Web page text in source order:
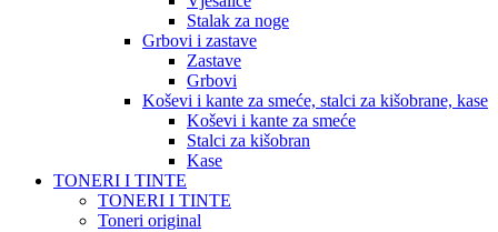
Stalak za noge
Grbovi i zastave
Zastave
Grbovi
Koševi i kante za smeće, stalci za kišobrane, kase
Koševi i kante za smeće
Stalci za kišobran
Kase
TONERI I TINTE
TONERI I TINTE
Toneri original